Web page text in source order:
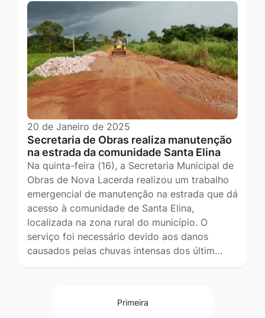
20 de Janeiro de 2025
Secretaria de Obras realiza manutenção
na estrada da comunidade Santa Elina
Na quinta-feira (16), a Secretaria Municipal de
Obras de Nova Lacerda realizou um trabalho
emergencial de manutenção na estrada que dá
acesso à comunidade de Santa Elina,
localizada na zona rural do município. O
serviço foi necessário devido aos danos
causados pelas chuvas intensas dos últim…
Primeira